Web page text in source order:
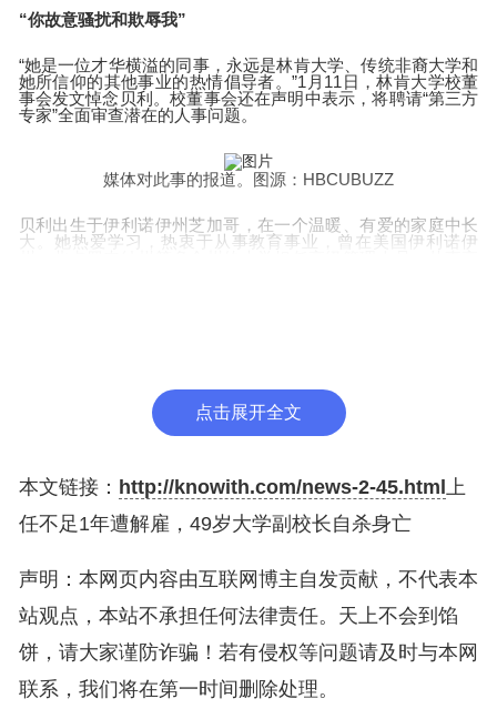
“你故意骚扰和欺辱我”
“她是一位才华横溢的同事，永远是林肯大学、传统非裔大学和
她所信仰的其他事业的热情倡导者。”1月11日，林肯大学校董
事会发文悼念贝利。校董事会还在声明中表示，将聘请“第三方
专家”全面审查潜在的人事问题。
媒体对此事的报道。图源：HBCUBUZZ
贝利出生于伊利诺伊州芝加哥，在一个温暖、有爱的家庭中长
大。她热爱学习，热衷于从事教育事业，曾在美国伊利诺伊
世的邮件中写道：“林肯是我的起点，也是终点。”
在当初的聘用公告中，贝利被描述为：一个在倡导社会正义和
作。
贝利的阿姨拉唐娜·坎迪亚-弗拉纳根（LaDonna Candia-Flanag
钦佩。贝利的自信、独特以及挑战他人思想的能力使她成为真
正的领导者。
“我相信多样性工作就像拼图，”贝利在公告中如是说，“我会努
力帮助每个人在拼图中找到自己的位置。”
然而，贝利在新位置上，遭遇了巨大的工作和精神压力。
点击展开全文
本文链接： http://knowith.com/news-2-45.html 上
任不足1年遭解雇，49岁大学副校长自杀身亡
声明：本网页内容由互联网博主自发贡献，不代表本
站观点，本站不承担任何法律责任。天上不会到馅
饼，请大家谨防诈骗！若有侵权等问题请及时与本网
联系，我们将在第一时间删除处理。